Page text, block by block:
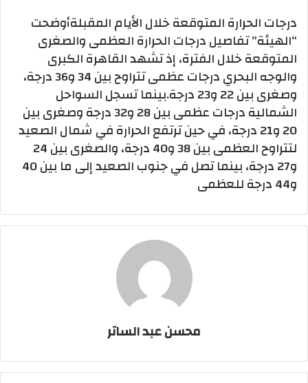
درجات الحرارة المتوقعة خلال الأيام المقبلةأوضحت
“الهيئة” تفاصيل درجات الحرارة العظمى والصغرى
المتوقعة خلال الفترة، إذ تشهد القاهرة الكبرى
والوجه البحري درجات عظمى تتراوح بين 34 و36 درجة،
وصغرى بين 22 و23 درجة.بينما تسجل السواحل
الشمالية درجات عظمى بين 28 و32 درجة وصغرى بين
20 و21 درجة، في حين ترتفع الحرارة في شمال الصعيد
لتتراوح العظمى بين 38 و40 درجة، والصغرى بين 24
و27 درجة، بينما تصل في جنوب الصعيد إلى ما بين 40
و44 درجة للعظمى
محسن عبد الساتر